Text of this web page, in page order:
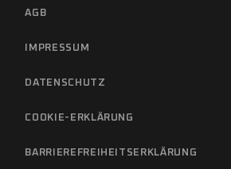
AGB
IMPRESSUM
DATENSCHUTZ
COOKIE-ERKLÄRUNG
BARRIEREFREIHEITSERKLÄRUNG